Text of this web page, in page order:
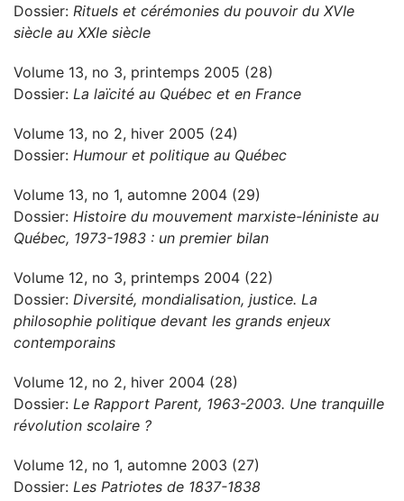
Dossier: Rituels et cérémonies du pouvoir du XVIe
siècle au XXIe siècle
Volume 13, no 3, printemps 2005 (28)
Dossier: La laïcité au Québec et en France
Volume 13, no 2, hiver 2005 (24)
Dossier: Humour et politique au Québec
Volume 13, no 1, automne 2004 (29)
Dossier: Histoire du mouvement marxiste-léniniste au
Québec, 1973-1983 : un premier bilan
Volume 12, no 3, printemps 2004 (22)
Dossier: Diversité, mondialisation, justice. La
philosophie politique devant les grands enjeux
contemporains
Volume 12, no 2, hiver 2004 (28)
Dossier: Le Rapport Parent, 1963-2003. Une tranquille
révolution scolaire ?
Volume 12, no 1, automne 2003 (27)
Dossier: Les Patriotes de 1837-1838